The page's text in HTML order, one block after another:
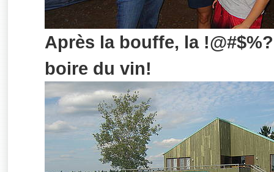
Après la bouffe, la
boire du vin!